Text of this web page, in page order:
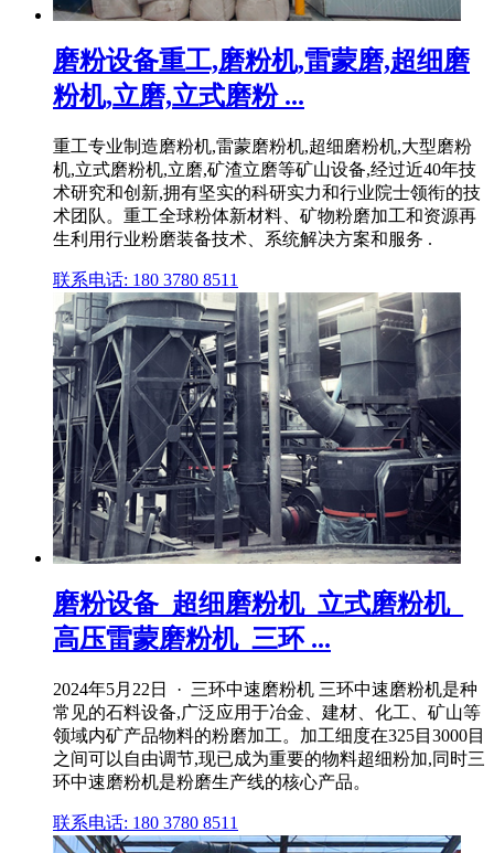
磨粉设备重工,磨粉机,雷蒙磨,超细磨
粉机,立磨,立式磨粉 ...
重工专业制造磨粉机,雷蒙磨粉机,超细磨粉机,大型磨粉
机,立式磨粉机,立磨,矿渣立磨等矿山设备,经过近40年技
术研究和创新,拥有坚实的科研实力和行业院士领衔的技
术团队。重工全球粉体新材料、矿物粉磨加工和资源再
生利用行业粉磨装备技术、系统解决方案和服务 .
联系电话: 180 3780 8511
磨粉设备_超细磨粉机_立式磨粉机_
高压雷蒙磨粉机_三环 ...
2024年5月22日 · 三环中速磨粉机 三环中速磨粉机是种
常见的石料设备,广泛应用于冶金、建材、化工、矿山等
领域内矿产品物料的粉磨加工。加工细度在325目3000目
之间可以自由调节,现已成为重要的物料超细粉加,同时三
环中速磨粉机是粉磨生产线的核心产品。
联系电话: 180 3780 8511